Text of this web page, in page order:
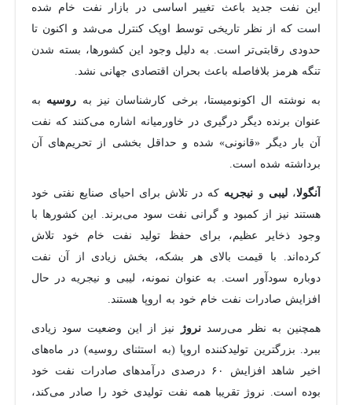
این نفت جدید باعث تغییر اساسی در بازار نفت خام شده
است که از نظر تاریخی توسط اوپک کنترل می‌شد و اکنون تا
حدودی رقابتی‌تر است. به دلیل وجود این کشورها، بسته شدن
تنگه هرمز بلافاصله باعث بحران اقتصادی جهانی نشد.
به نوشته ال اکونومیستا، برخی کارشناسان نیز به روسیه به
عنوان برنده دیگر درگیری در خاورمیانه اشاره می‌کنند که نفت
آن بار دیگر «قانونی» شده و حداقل بخشی از تحریم‌های آن
برداشته شده است.
آنگولا، لیبی و نیجریه که در تلاش برای احیای صنایع نفتی خود
هستند نیز از کمبود و گرانی نفت سود می‌برند. این کشورها با
وجود ذخایر عظیم، برای حفظ تولید نفت خام خود تلاش
کرده‌اند. با قیمت بالای هر بشکه، بخش زیادی از آن نفت
دوباره سودآور است. به عنوان نمونه، لیبی و نیجریه در حال
افزایش صادرات نفت خام خود به اروپا هستند.
همچنین به نظر می‌رسد نروژ نیز از این وضعیت سود زیادی
ببرد. بزرگترین تولیدکننده اروپا (به استثنای روسیه) در ماه‌های
اخیر شاهد افزایش ۶۰ درصدی درآمدهای صادرات نفت خود
بوده است. نروژ تقریبا همه نفت تولیدی خود را صادر می‌کند،